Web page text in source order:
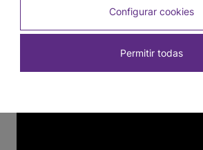
Configurar cookies
Permitir todas